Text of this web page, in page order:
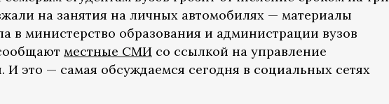
на занятия на личных автомобилях — материалы
в министерство образования и администрации вузов
местные СМИ со ссылкой на управление
И это — самая обсуждаемся сегодня в социальных сетях